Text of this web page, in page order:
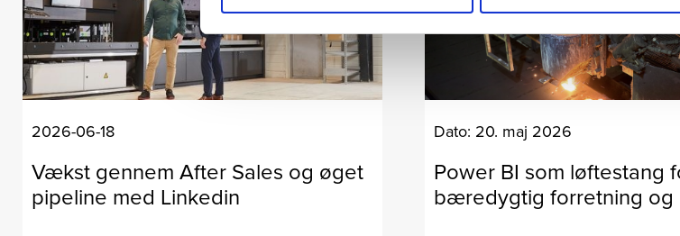
2026-06-18
Vækst gennem After Sales og øget
pipeline med Linkedin
Dato: 20. maj 2026
Power BI som løftestang
bæredygtig forretning og